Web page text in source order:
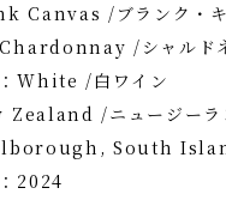
Canvas /ブランク・
Chardonnay /シャルド
White /白ワイン
Zealand /ニュージーラ
South
2024